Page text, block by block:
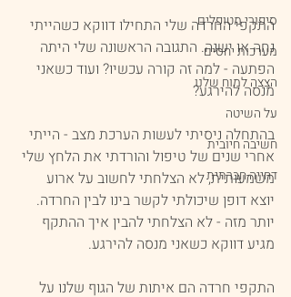
סיפורי מטופלים
מערכות יחסים
הצצה למוח שלנו
על השיטה
חשיבה חיובית
דחייה חברתית
התקפי החרדה שלי התחילו דווקא כשהייתי
נחה או ישנה. התגובה הראשונה שלי היתה
הפתעה - למה זה קורה עכשיו? ועוד כשאני
מנסה להירגע?
בהתחלה ניסיתי לעשות הערכת מצב - הייתי
אחרי שנים של טיפול והורדתי את הלחץ שלי
משמעותית, לא הצלחתי לחשוב על ארוע
יוצא דופן שיכולתי לקשר בינו לבין החרדה.
יותר מזה - לא הצלחתי להבין איך ההתקף
מגיע דווקא כשאני מנסה להירגע.
התקפי חרדה הם איתות של הגוף שלנו על